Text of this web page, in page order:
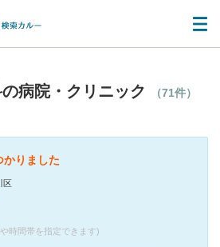
病院・クリニック （71件）
かりました
区
時間帯を指定できます)